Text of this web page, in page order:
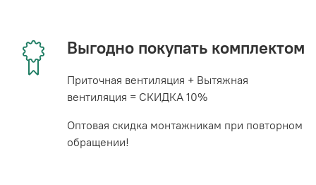
Выгодно покупать комплектом
Приточная вентиляция + Вытяжная
вентиляция = СКИДКА 10%
Оптовая скидка монтажникам при повторном
обращении!